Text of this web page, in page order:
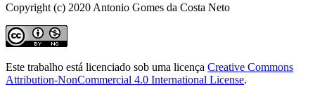
Copyright (c) 2020 Antonio Gomes da Costa Neto
Este trabalho está licenciado sob uma licença Creative Commons
Attribution-NonCommercial 4.0 International License.